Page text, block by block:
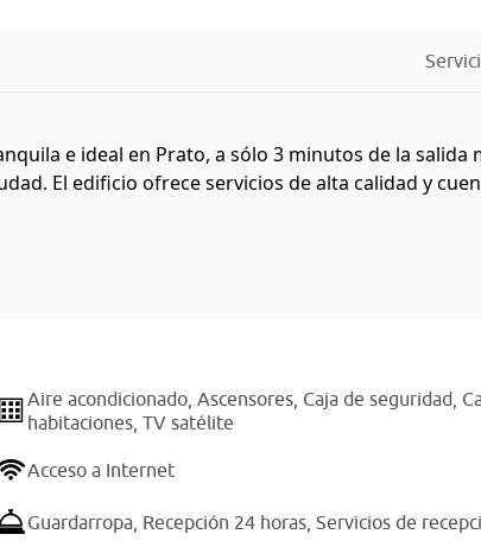
e ideal en Prato, a sólo 3 minutos de la salida
El edificio ofrece servicios de alta calidad y
Aire acondicionado,Ascensores, Caja de seguridad,
habitaciones,TV satélite
Acceso a Internet
Guardarropa, Recepción 24 horas,Servicios de